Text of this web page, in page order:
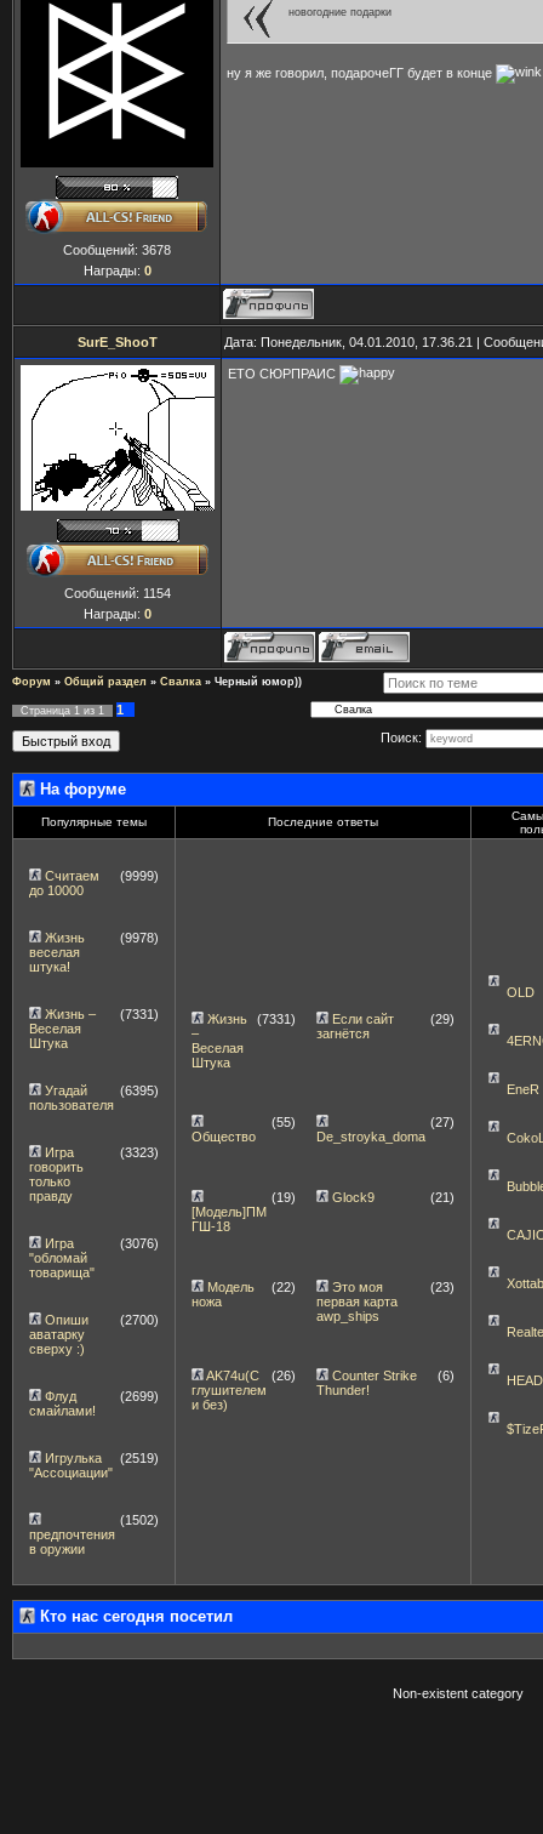
Сообщений: 3678
Награды: 0
новогодние подарки
ну я же говорил, подарочеГГ будет в конце
SurE_ShooT Дата: Понедельник, 04.01.2010, 17.36.21 |
Сообщений: 1154
Награды: 0
ЕТО СЮРПРАИС
Форум » Общий раздел » Свалка » Черный юмор))
Страница 1 из 1
1
Поиск:
На форуме
Популярные темы Последние ответы
Считаем
до 10000
(9999)
Жизнь
веселая
штука!
(9978)
Жизнь –
Веселая
Штука
(7331)
Угадай
пользователя
(6395)
Игра
говорить
только
правду
(3323)
Игра
"обломай
товарища"
(3076)
Опиши
аватарку
сверху :)
(2700)
Флуд
смайлами!
(2699)
Игрулька
"Ассоциации"
(2519)
предпочтения
в оружии
(1502)
Жизнь
–
Веселая
Штука
(7331)
Если сайт
загнётся
(29)
Общество
(55)
De_stroyka_doma
(27)
[Модель]ПМ
ГШ-18
(19) Glock9 (21)
Модель
ножа
(22)
Это моя
первая карта
awp_ships
(23)
AK74u(С
глушителем
и без)
(26)
Counter Strike
Thunder!
(6)
OLD
EneR
Кто нас сегодня посетил
Non-existent category